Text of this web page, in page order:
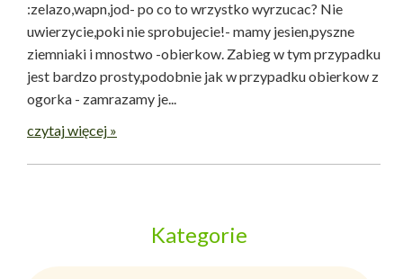
:zelazo,wapn,jod- po co to wrzystko wyrzucac? Nie
uwierzycie,poki nie sprobujecie!- mamy jesien,pyszne
ziemniaki i mnostwo -obierkow. Zabieg w tym przypadku
jest bardzo prosty,podobnie jak w przypadku obierkow z
ogorka - zamrazamy je...
czytaj więcej »
Kategorie